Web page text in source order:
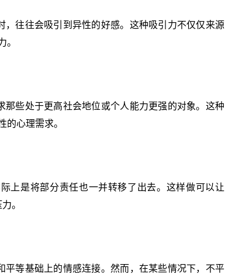
往往会吸引到异性的好感。这种吸引力不仅仅来源
。
些处于更高社会地位或个人能力更强的对象。这种
的心理需求。
是将部分责任也一并转移了出去。这样做可以让
。
等基础上的情感连接。然而，在某些情况下，不平